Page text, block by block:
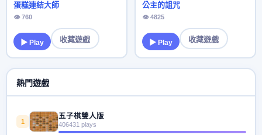
蛋糕連結大師
👁 760
▶ Play 收藏遊戲
公主的詛咒
👁 4825
▶ Play 收藏遊戲
熱門遊戲
1
五子棋雙人版
406431 plays